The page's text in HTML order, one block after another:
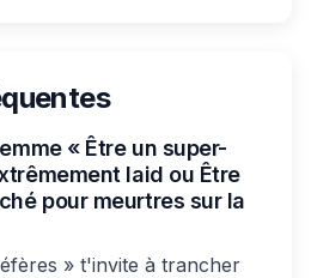
« Être un super-
laid ou Être
pour meurtres sur la
» t'invite à trancher